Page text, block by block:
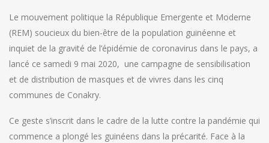
Le mouvement politique la République Emergente et Moderne
(REM) soucieux du bien-être de la population guinéenne et
inquiet de la gravité de l’épidémie de coronavirus dans le pays, a
lancé ce samedi 9 mai 2020, une campagne de sensibilisation
et de distribution de masques et de vivres dans les cinq
communes de Conakry.
Ce geste s’inscrit dans le cadre de la lutte contre la pandémie qui
commence a plongé les guinéens dans la précarité. Face à la